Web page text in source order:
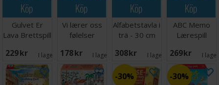
Köp
Gulvet Er
Lava Brettspill
229 SEK I lager:
Köp
Vi lærer oss
følelser
178 SEK I lager: 7
Köp
Alfabetstavla i
trä - 30 cm
308 SEK I lager: 7
Köp
ABC Memo
Lærespill
269 SEK I
30% 30%